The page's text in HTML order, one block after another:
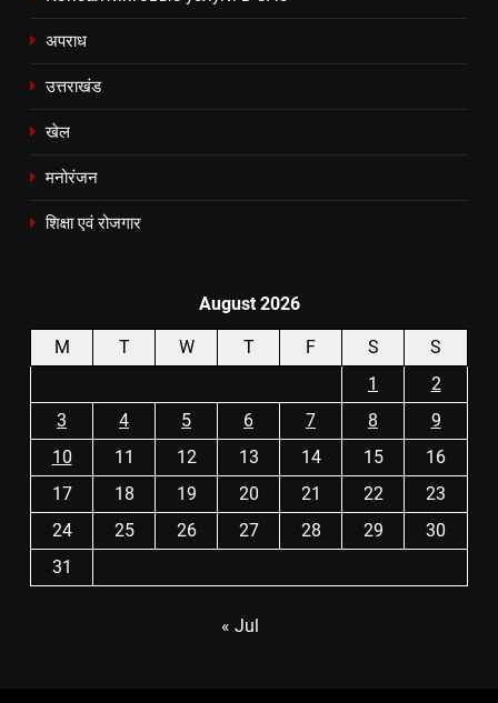
अपराध
उत्तराखंड
खेल
मनोरंजन
शिक्षा एवं रोजगार
August 2026
M T W T F S
S
1
2
3
4 5 6 7 8
9
10
11 12 13 14 15
16
17
18 19 20 21 22
23
24
25 26 27 28 29
30
31
« Jul